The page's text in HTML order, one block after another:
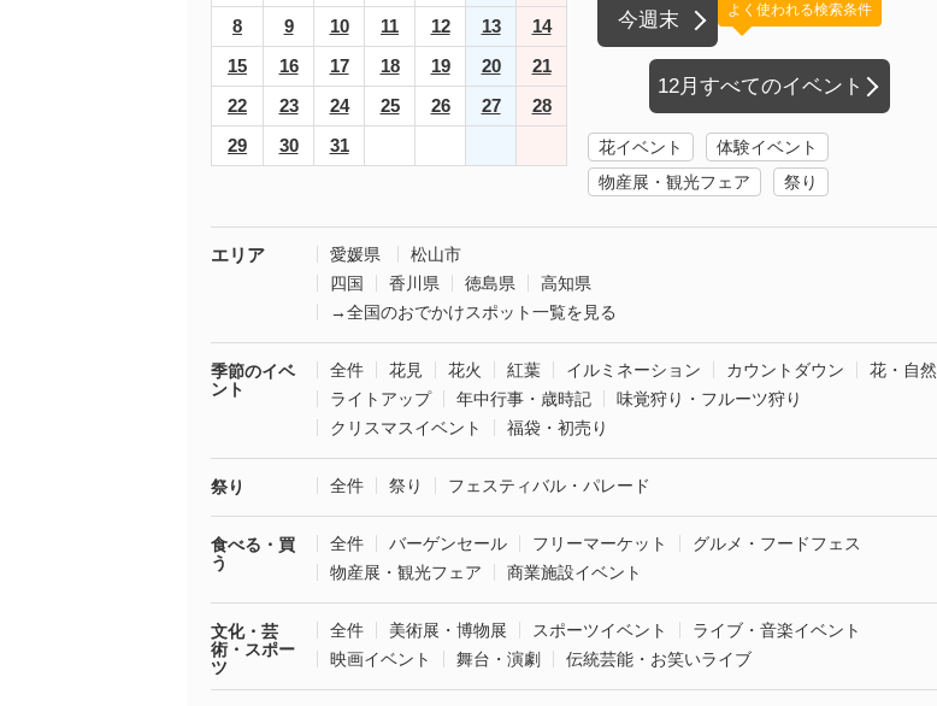
8
9 10 11 12 13
14
15
16 17 18 19 20
21
22
23 24 25 26 27
28
29
30 31
今週末
12月すべてのイベント
よく使われる検索条件
花イベント
体験イベント
物産展・観光フェア
祭り
エリア 愛媛県
松山市
四国
香川県 徳島県
高知県
→全国のおでかけスポット一覧を見る
季節のイベ
ント
全件 花見 花火 紅葉 イルミネーション カウントダウン
花・自然
ライトアップ
年中行事・歳時記
味覚狩り・フルーツ狩り
クリスマスイベント
福袋・初売り
祭り 全件 祭り フェスティバル・パレード
食べる・買
う
全件 バーゲンセール フリーマーケット
グルメ・フードフェス
物産展・観光フェア
商業施設イベント
文化・芸
術・スポー
ツ
全件 美術展・博物展 スポーツイベント
ライブ・音楽イベント
映画イベント
舞台・演劇 伝統芸能・お笑いライブ